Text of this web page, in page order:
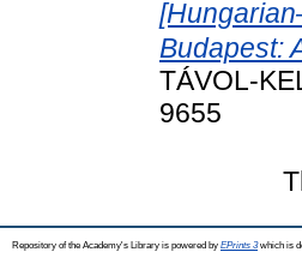
Budapest:
TÁVOL-
9655
Repository of the Academy's Library is powered by EPrints 3which is